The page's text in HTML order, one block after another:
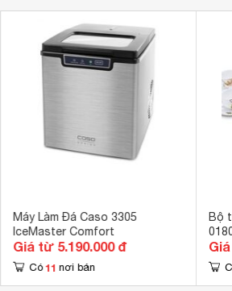
Máy Làm Đá Caso 3305
IceMaster Comfort
Giá từ 5.190.000 đ
Có 11 nơi bán
Bộ